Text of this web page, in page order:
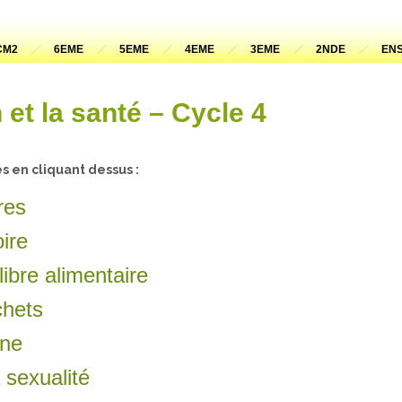
6EME 5EME 4EME 3EME 2NDE
la santé – Cycle 4
en cliquant dessus :
alimentaire